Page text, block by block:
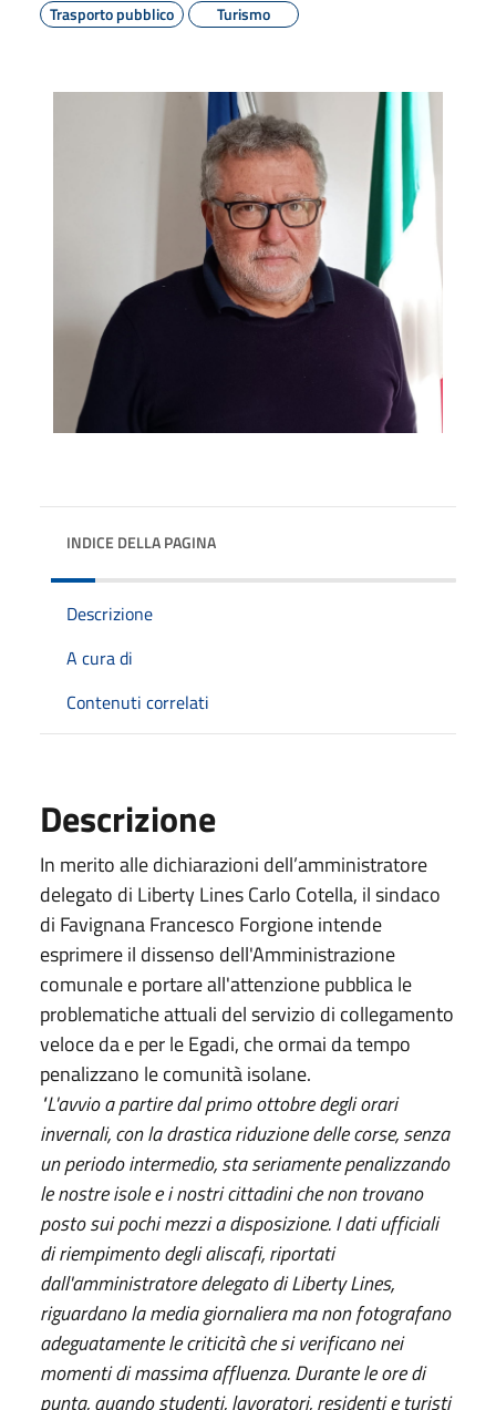
Trasporto pubblico
Turismo
INDICE DELLA PAGINA
Descrizione
A cura di
Contenuti correlati
Descrizione
In merito alle dichiarazioni dell’amministratore
delegato di Liberty Lines Carlo Cotella, il sindaco
di Favignana Francesco Forgione intende
esprimere il dissenso dell'Amministrazione
comunale e portare all'attenzione pubblica le
problematiche attuali del servizio di collegamento
veloce da e per le Egadi, che ormai da tempo
penalizzano le comunità isolane.
"L'avvio a partire dal primo ottobre degli orari
invernali, con la drastica riduzione delle corse, senza
un periodo intermedio, sta seriamente penalizzando
le nostre isole e i nostri cittadini che non trovano
posto sui pochi mezzi a disposizione. I dati ufficiali
di riempimento degli aliscafi, riportati
dall'amministratore delegato di Liberty Lines,
riguardano la media giornaliera ma non fotografano
adeguatamente le criticità che si verificano nei
momenti di massima affluenza. Durante le ore di
punta, quando studenti, lavoratori, residenti e turisti